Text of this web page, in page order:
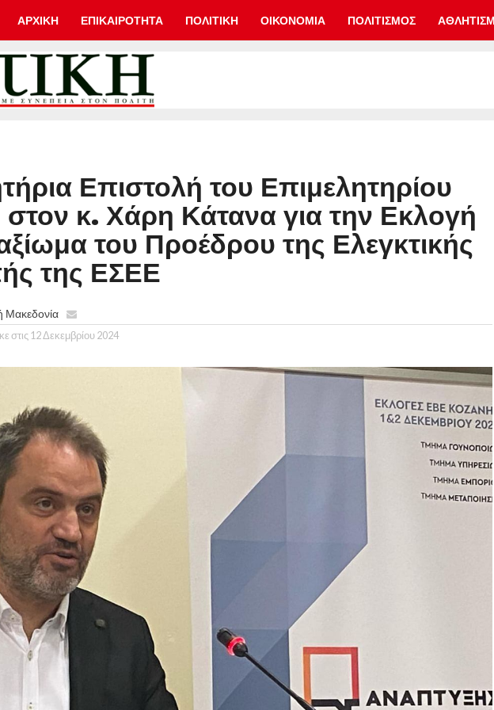
ΑΡΧΙΚΗ ΕΠΙΚΑΙΡΟΤΗΤΑ ΠΟΛΙΤΙΚΗ ΟΙΚΟΝΟΜΙΑ ΠΟΛΙΤΙΣΜΟΣ
Επιστολή του Επιμελητηρίου
κ. Χάρη Κάτανα για την Εκλογή
του Προέδρου της Ελεγκτικής
της ΕΣΕΕ
Μακεδονία
στις 12 Δεκεμβρίου 2024